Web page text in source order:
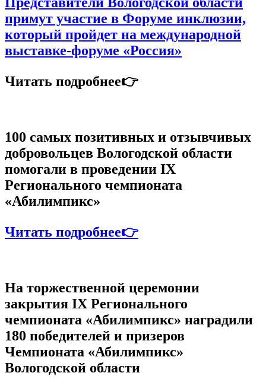
примут участие в Форуме инклюзии,
который пройдет на международной
выставке-форуме «Россия»
Читать подробнее👉
100 самых позитивных и отзывчивых
добровольцев Вологодской области
помогали в проведении IX
Регионального чемпионата
«Абилимпикс»
Читать подробнее👉
На торжественной церемонии
закрытия IX Регионального
чемпионата «Абилимпикс» наградили
180 победителей и призеров
Чемпионата «Абилимпикс»
Вологодской области